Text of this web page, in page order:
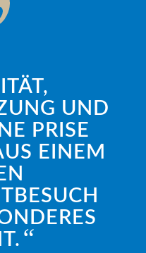
UND
PRISE
EINEM
“